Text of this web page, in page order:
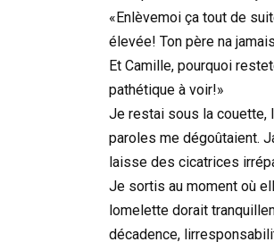
«Enlèvemoi ça tout de
élevée! Ton père na
Et Camille, pourquoi
pathétique à voir!»
Je restai sous la couette,
paroles me dégoûtaient.
laisse des cicatrices
Je sortis au moment où
lomelette dorait
décadence,